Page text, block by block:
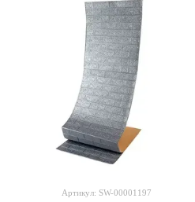
Артикул: SW-00001197